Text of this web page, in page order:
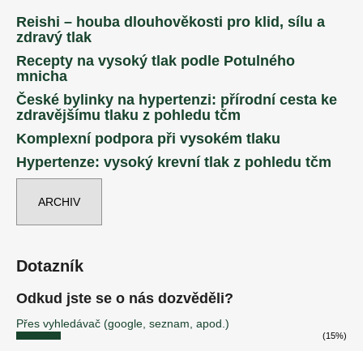
Reishi – houba dlouhověkosti pro klid, sílu a
zdravý tlak
Recepty na vysoký tlak podle Potulného
mnicha
České bylinky na hypertenzi: přírodní cesta ke
zdravějšímu tlaku z pohledu tčm
Komplexní podpora při vysokém tlaku
Hypertenze: vysoký krevní tlak z pohledu tčm
ARCHIV
Dotazník
Odkud jste se o nás dozvěděli?
Přes vyhledávač (google, seznam, apod.)
(15%)